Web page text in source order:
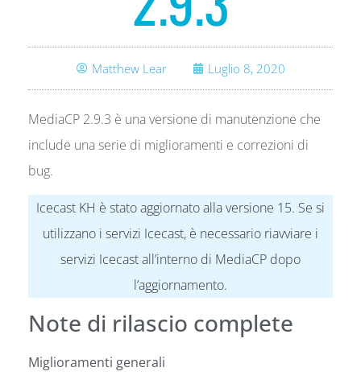
Matthew Lear Luglio 8, 2020
MediaCP 2.9.3 è una versione di manutenzione che
include una serie di miglioramenti e correzioni di
bug.
Icecast KH è stato aggiornato alla versione 15. Se si
utilizzano i servizi Icecast, è necessario riavviare i
servizi Icecast all’interno di MediaCP dopo
l’aggiornamento.
Note di rilascio complete
Miglioramenti generali